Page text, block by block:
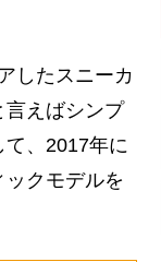
したスニーカ
言えばシンプ
、2017年に
クモデルを